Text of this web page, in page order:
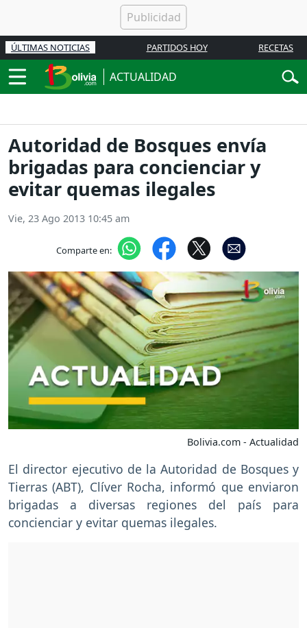
ÚLTIMAS NOTICIAS PARTIDOS HOY RECETAS
ACTUALIDAD
Autoridad de Bosques envía
brigadas para concienciar y
evitar quemas ilegales
Vie, 23 Ago 2013 10:45 am
Comparte en:
Bolivia.com - Actualidad
El director ejecutivo de la Autoridad de Bosques y
Tierras (ABT), Clíver Rocha, informó que enviaron
brigadas a diversas regiones del país para
concienciar y evitar quemas ilegales.